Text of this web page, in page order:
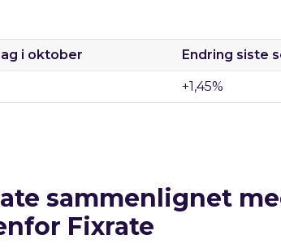
i oktober Endring siste
+1,45%
sammenlignet
Fixrate